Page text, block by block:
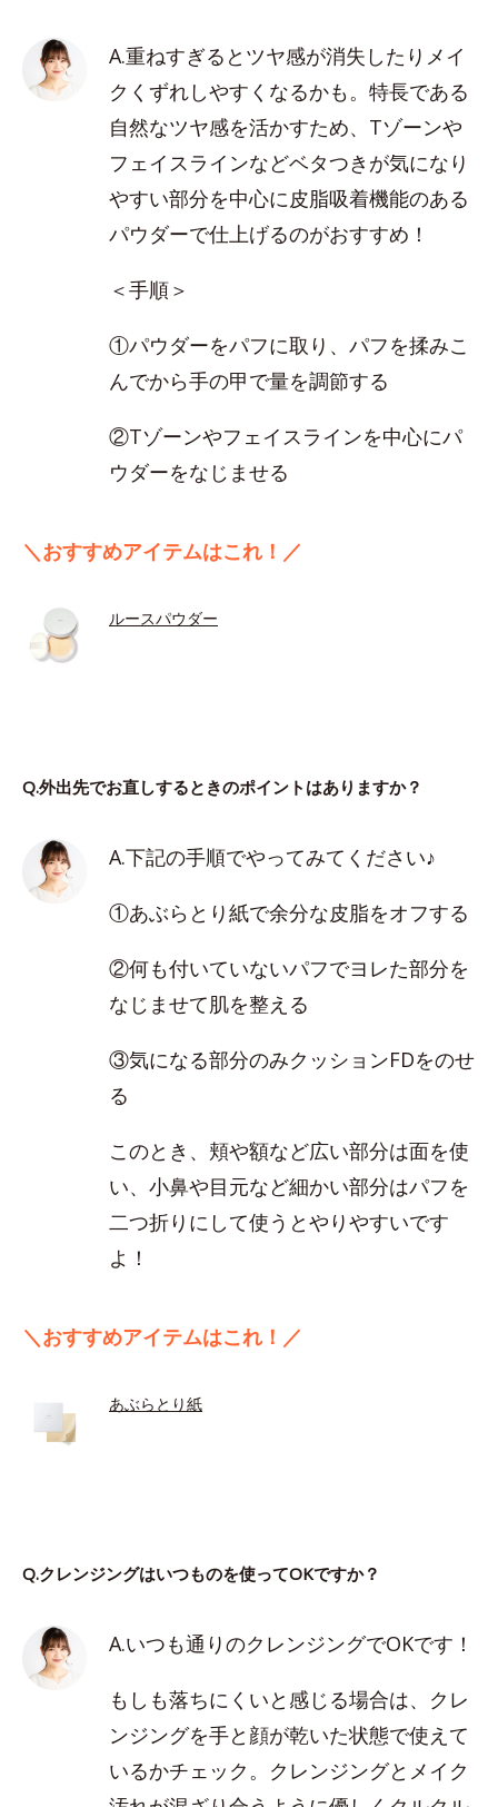
A.重ねすぎるとツヤ感が消失したりメイ
クくずれしやすくなるかも。特長である
自然なツヤ感を活かすため、Tゾーンや
フェイスラインなどベタつきが気になり
やすい部分を中心に皮脂吸着機能のある
パウダーで仕上げるのがおすすめ！
＜手順＞
①パウダーをパフに取り、パフを揉みこ
んでから手の甲で量を調節する
②Tゾーンやフェイスラインを中心にパ
ウダーをなじませる
＼おすすめアイテムはこれ！／
ルースパウダー
Q.外出先でお直しするときのポイントはありますか？
A.下記の手順でやってみてください♪
①あぶらとり紙で余分な皮脂をオフする
②何も付いていないパフでヨレた部分を
なじませて肌を整える
③気になる部分のみクッションFDをのせ
る
このとき、頬や額など広い部分は面を使
い、小鼻や目元など細かい部分はパフを
二つ折りにして使うとやりやすいです
よ！
＼おすすめアイテムはこれ！／
あぶらとり紙
Q.クレンジングはいつものを使ってOKですか？
A.いつも通りのクレンジングでOKです！
もしも落ちにくいと感じる場合は、クレ
ンジングを手と顔が乾いた状態で使えて
いるかチェック。クレンジングとメイク